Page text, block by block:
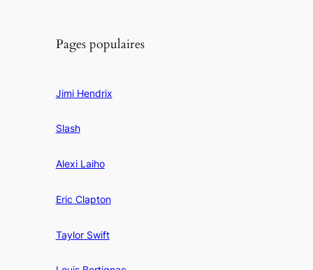
Pages populaires
Jimi Hendrix
Slash
Alexi Laiho
Eric Clapton
Taylor Swift